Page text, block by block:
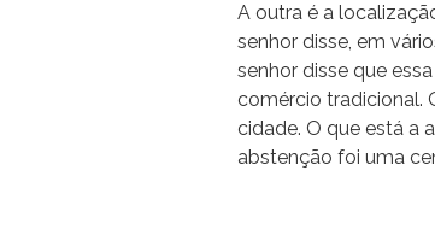
A outra é a
senhor disse, em
senhor disse que
comércio tradicional.
cidade. O que está a
abstenção foi uma